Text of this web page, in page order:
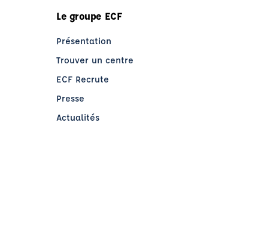
Le groupe ECF
Présentation
Trouver un centre
ECF Recrute
Presse
Actualités